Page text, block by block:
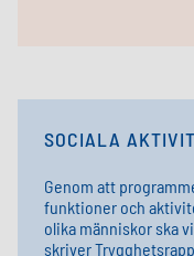
SOCIALA
Genom att
funktioner och
olika människor ska
skriver